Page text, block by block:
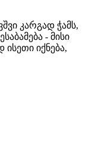
კარგად ჭამს,
- მისი
იქნება,